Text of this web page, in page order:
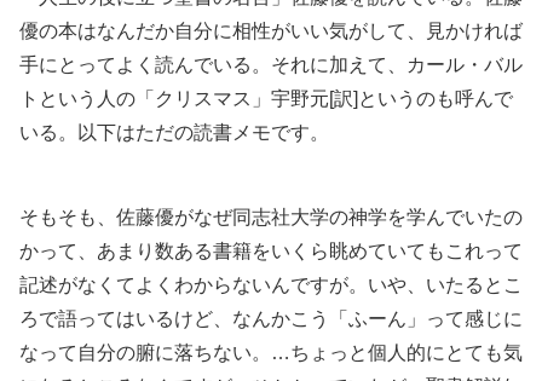
優の本はなんだか自分に相性がいい気がして、見かければ
手にとってよく読んでいる。それに加えて、カール・バル
トという人の「クリスマス」宇野元[訳]というのも呼んで
いる。以下はただの読書メモです。
そもそも、佐藤優がなぜ同志社大学の神学を学んでいたの
かって、あまり数ある書籍をいくら眺めていてもこれって
記述がなくてよくわからないんですが。いや、いたるとこ
ろで語ってはいるけど、なんかこう「ふーん」って感じに
なって自分の腑に落ちない。…ちょっと個人的にとても気